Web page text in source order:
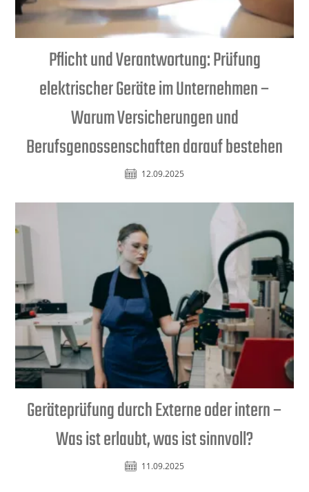
Pflicht und Verantwortung: Prüfung
elektrischer Geräte im Unternehmen –
Warum Versicherungen und
Berufsgenossenschaften darauf bestehen
12.09.2025
Geräteprüfung durch Externe oder intern –
Was ist erlaubt, was ist sinnvoll?
11.09.2025